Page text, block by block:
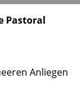
Pastoral
Anliegen